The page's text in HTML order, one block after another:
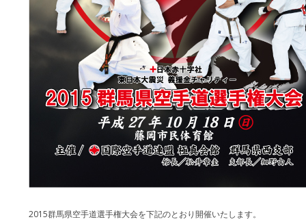
2015群馬県空手道選手権大会を下記のとおり開催いたします。